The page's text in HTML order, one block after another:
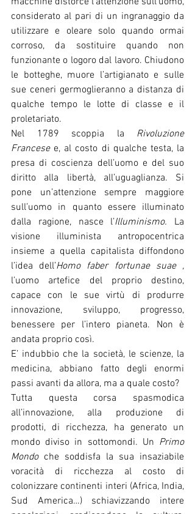
considerato al pari di un ingranaggio da
utilizzare e oleare solo quando ormai
corroso, da sostituire quando non
funzionante o logoro dal lavoro. Chiudono
le botteghe, muore l’artigianato e sulle
sue ceneri germoglieranno a distanza di
qualche tempo le lotte di classe e il
proletariato.
Nel 1789 scoppia la Rivoluzione
Francese e, al costo di qualche testa, la
presa di coscienza dell’uomo e del suo
diritto alla libertà, all’uguaglianza. Si
pone un’attenzione sempre maggiore
sull’uomo in quanto essere illuminato
dalla ragione, nasce l’Illuminismo. La
visione illuminista antropocentrica
insieme a quella capitalista diffondono
l’idea dell’
l’uomo artefice del proprio destino,
capace con le sue virtù di produrre
innovazione, sviluppo, progresso,
benessere per l’intero pianeta. Non è
andata proprio così.
E’ indubbio che la società, le scienze, la
medicina, abbiano fatto degli enormi
passi avanti da allora, ma a quale costo?
Tutta questa corsa spasmodica
all’innovazione, alla produzione di
prodotti, di ricchezza, ha generato un
mondo diviso in sottomondi. Un Primo
Mondo che soddisfa la sua insaziabile
voracità di ricchezza al costo di
colonizzare continenti interi (Africa, India,
Sud America…) schiavizzando intere